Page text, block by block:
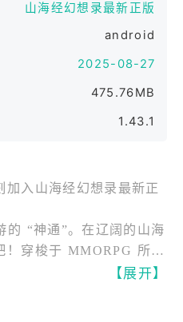
山海经幻想录最新正版
android
2025-08-27
475.76MB
1.43.1
加入山海经幻想录最新正
“神通”。在辽阔的山海
！穿梭于 MMORPG 所有
Full 3D 场景中施展神
”。在原作宏大的世界观
【展开】